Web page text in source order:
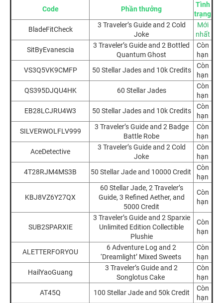
Code Phần thưởng
Tình
trạng
BladeFitCheck
3 Traveler’s Guide and 2 Cold
Joke
Mới
nhất
SitByEvanescia
3 Traveler’s Guide and 2 Bottled
Quantum Ghost
Còn
hạn
VS3Q5VK9CMFP
50 Stellar Jades and 10k Credits
Còn
hạn
QS395DJQU4HK
60 Stellar Jades
Còn
hạn
EB28LCJRU4W3
50 Stellar Jades and 10k Credits
Còn
hạn
SILVERWOLFLV999
3 Traveler’s Guide and 2 Badge
Battle Robe
Còn
hạn
AceDetective
3 Traveler’s Guide and 2 Cold
Joke
Còn
hạn
4T28RJM4MS3B
50 Stellar Jade and 10000 Credit
Còn
hạn
KBJ8VZ6Y27QX
60 Stellar Jade, 2 Traveler’s
Guide, 3 Refined Aether, and
5000 Credit
Còn
hạn
SUB2SPARXIE
3 Traveler’s Guide and 2 Sparxie
Unlimited Edition Collectible
Plushie
Còn
hạn
ALETTERFORYOU
6 Adventure Log and 2
‘Dreamlight’ Mixed Sweets
Còn
hạn
HailYaoGuang
3 Traveler’s Guide and 2
Songlotus Cake
Còn
hạn
AT45Q
100 Stellar Jade and 50k Credit
Còn
hạn